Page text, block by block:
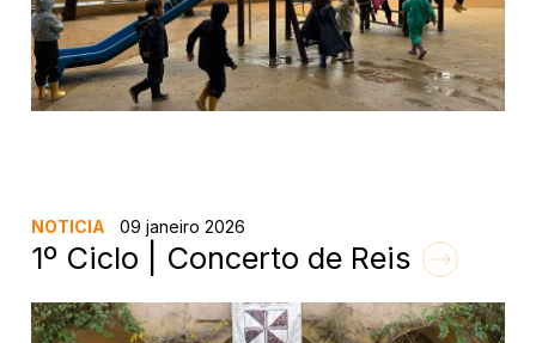
NOTICIA 09 janeiro 2026
1º Ciclo | Concerto de Reis